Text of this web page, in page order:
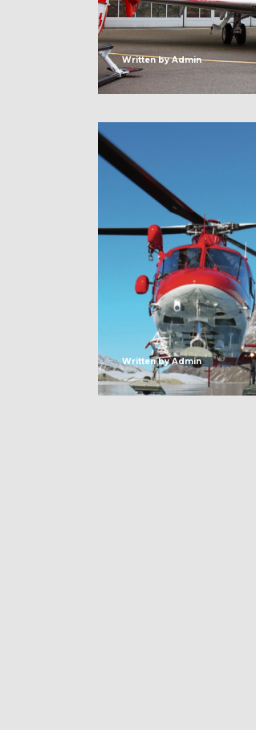
Written byAdmin
Written byAdmin